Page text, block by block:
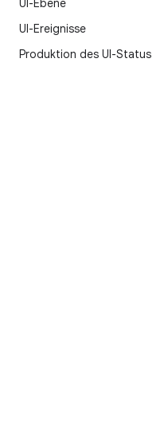
UI-Ebene
UI-Ereignisse
Produktion des UI-Status